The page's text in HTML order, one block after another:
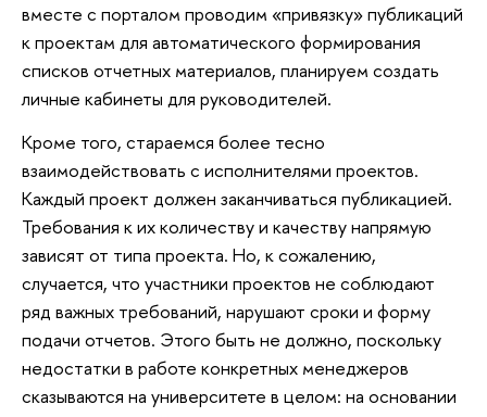
вместе с порталом проводим «привязку» публикаций
к проектам для автоматического формирования
списков отчетных материалов, планируем создать
личные кабинеты для руководителей.
Кроме того, стараемся более тесно
взаимодействовать с исполнителями проектов.
Каждый проект должен заканчиваться публикацией.
Требования к их количеству и качеству напрямую
зависят от типа проекта. Но, к сожалению,
случается, что участники проектов не соблюдают
ряд важных требований, нарушают сроки и форму
подачи отчетов. Этого быть не должно, поскольку
недостатки в работе конкретных менеджеров
сказываются на университете в целом: на основании